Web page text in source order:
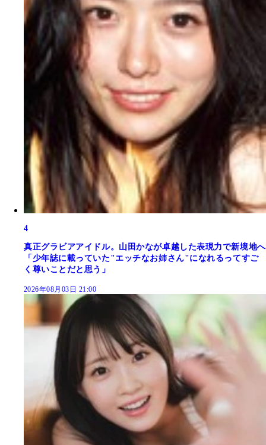
4
真正グラビアアイドル。山田かなが卓越した表現力で新境地へ
「少年誌に載っていた"エッチなお姉さん"になれるってすご
く尊いことだと思う」
2026年08月03日 21:00